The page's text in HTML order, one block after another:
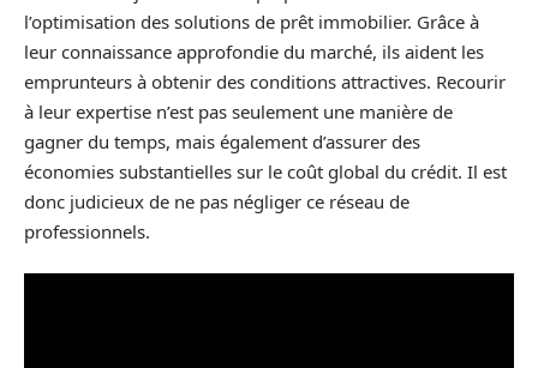
l’optimisation des solutions de prêt immobilier. Grâce à
leur connaissance approfondie du marché, ils aident les
emprunteurs à obtenir des conditions attractives. Recourir
à leur expertise n’est pas seulement une manière de
gagner du temps, mais également d’assurer des
économies substantielles sur le coût global du crédit. Il est
donc judicieux de ne pas négliger ce réseau de
professionnels.